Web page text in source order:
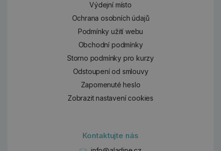
Výdejní místo
Ochrana osobních údajů
Podmínky užití webu
Obchodní podmínky
Storno podmínky pro kurzy
Odstoupení od smlouvy
Zapomenuté heslo
Zobrazit nastavení cookies
Kontaktujte nás